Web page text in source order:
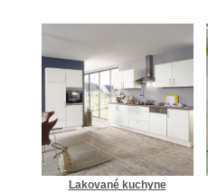
Lakované kuchyne